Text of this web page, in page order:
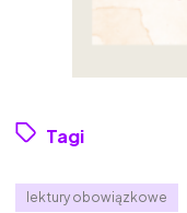
Tagi
lektury obowiązkowe